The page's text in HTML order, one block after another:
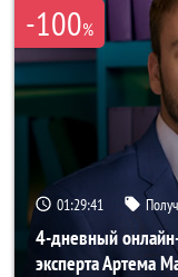
-100%
01:29:41
4-дневный
эксперта Артема